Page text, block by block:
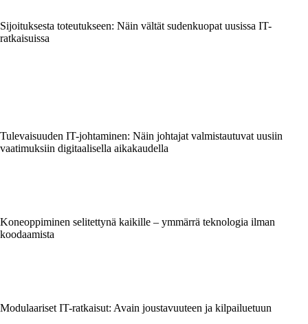
Sijoituksesta toteutukseen: Näin vältät sudenkuopat uusissa IT-
ratkaisuissa
Tulevaisuuden IT-johtaminen: Näin johtajat valmistautuvat uusiin
vaatimuksiin digitaalisella aikakaudella
Koneoppiminen selitettynä kaikille – ymmärrä teknologia ilman
koodaamista
Modulaariset IT-ratkaisut: Avain joustavuuteen ja kilpailuetuun